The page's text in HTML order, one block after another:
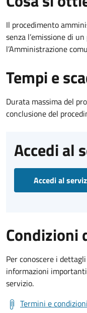
Il procedimento
senza l’emissione di
l’Amministrazione
Tempi e
Durata massima del
conclusione del
Accedi al
Accedi al
Condizioni
Per conoscere i
informazioni
servizio.
Termini e